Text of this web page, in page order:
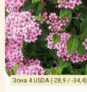
Зона 4 USDA (-28,9 / -34,4)